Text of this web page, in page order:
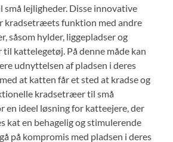
små lejligheder. Disse innovative
kradsetræets funktion med andre
såsom hylder, liggepladser og
kattelegetøj. På denne måde kan
udnyttelsen af pladsen i deres
at katten får et sted at kradse og
kradsetræer til små
en ideel løsning for katteejere, der
kat en behagelig og stimulerende
på kompromis med pladsen i deres